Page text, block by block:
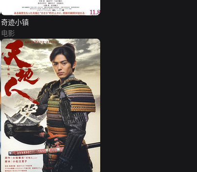
奇迹小镇
电影